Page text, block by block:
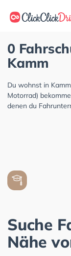
0
Kamm
Du wohnst in
Motorrad)
denen du
Suche
Nähe